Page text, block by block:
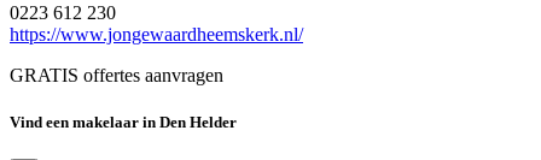
0223 612 230
https://www.jongewaardheemskerk.nl/
GRATIS offertes aanvragen
Vind een makelaar in Den Helder